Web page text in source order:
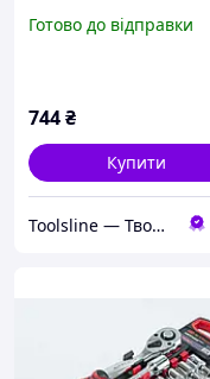
Готово до відправки
744₴
Купити
Toolsline — Твоя лінія інструменту